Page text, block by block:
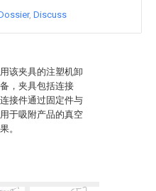
该夹具的注塑机卸
，夹具包括连接
接件通过固定件与
于吸附产品的真空
。
Discuss